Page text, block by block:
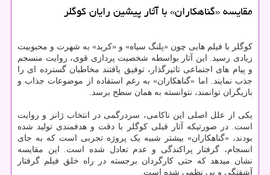
مقایسه «گناهکاران» با آثار پیشین رایان کوگلر
کوگلر با فیلم هایی چون «پلنگ سیاه» و «کرید» به شهرت و محبوبیت
زیادی رسید. این آثار بواسطه شخصیت پردازی قوی، روایت منسجم
و پیام های اجتماعی تاثیرگذار، توفیق یافتند مخاطبان گسترده ای را
جذب نمایند. اما «گناهکاران» به رغم استفاده از موضوعات جذاب و
بازیگران توانمند، نتوانسته به همان سطح برسد.
یکی از علل اصلی این ناکامی، سردرگمی در انتخاب ژانر و روایت
است. در صورتیکه آثار قبلی کوگلر با دقت و هدفمندی تولید شده
بودند، «گناهکاران» بیشتر شبیه یک پروژه تجربی است که به جای
انسجام، گرفتار پراکندگی و عدم تعادل شده است. این مقایسه
نشان میدهد که حتی کارگردان برجسته در راه خلق فیلم گرفتار
آشفتگی و بی نظمی شده است.